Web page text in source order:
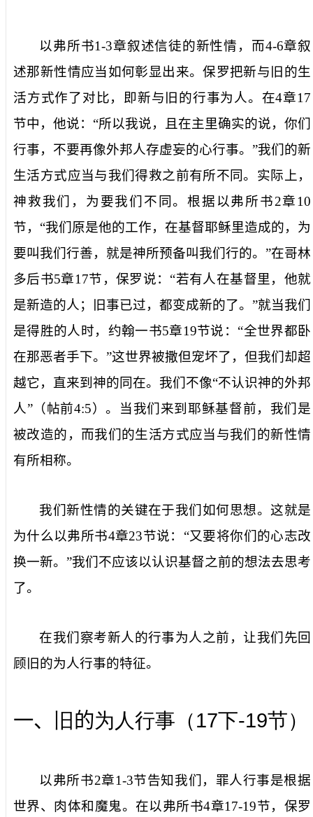
以弗所书1-3章叙述信徒的新性情，而4-6章叙
述那新性情应当如何彰显出来。保罗把新与旧的生
活方式作了对比，即新与旧的行事为人。在4章17
节中，他说：“所以我说，且在主里确实的说，你们
行事，不要再像外邦人存虚妄的心行事。”我们的新
生活方式应当与我们得救之前有所不同。实际上，
神救我们，为要我们不同。根据以弗所书2章10
节，“我们原是他的工作，在基督耶稣里造成的，为
要叫我们行善，就是神所预备叫我们行的。”在哥林
多后书5章17节，保罗说：“若有人在基督里，他就
是新造的人；旧事已过，都变成新的了。”就当我们
是得胜的人时，约翰一书5章19节说：“全世界都卧
在那恶者手下。”这世界被撒但宠坏了，但我们却超
越它，直来到神的同在。我们不像“不认识神的外邦
人”（帖前4:5）。当我们来到耶稣基督前，我们是
被改造的，而我们的生活方式应当与我们的新性情
有所相称。
我们新性情的关键在于我们如何思想。这就是
为什么以弗所书4章23节说：“又要将你们的心志改
换一新。”我们不应该以认识基督之前的想法去思考
了。
在我们察考新人的行事为人之前，让我们先回
顾旧的为人行事的特征。
一、 旧 的为人行事（17下-19节）
以弗所书2章1-3节告知我们，罪人行事是根据
世界、肉体和魔鬼。在以弗所书4章17-19节，保罗